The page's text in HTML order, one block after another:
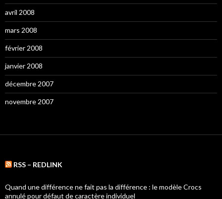
avril 2008
mars 2008
février 2008
janvier 2008
décembre 2007
novembre 2007
RSS – REDLINK
Quand une différence ne fait pas la différence : le modèle Crocs
annulé pour défaut de caractère individuel